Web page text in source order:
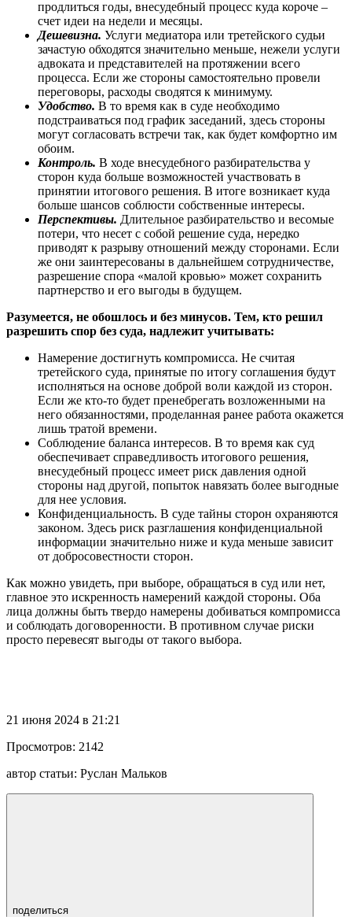
продлиться годы, внесудебный процесс куда короче –
счет идеи на недели и месяцы.
Дешевизна. Услуги медиатора или третейского судьи
зачастую обходятся значительно меньше, нежели услуги
адвоката и представителей на протяжении всего
процесса. Если же стороны самостоятельно провели
переговоры, расходы сводятся к минимуму.
Удобство. В то время как в суде необходимо
подстраиваться под график заседаний, здесь стороны
могут согласовать встречи так, как будет комфортно им
обоим.
Контроль. В ходе внесудебного разбирательства у
сторон куда больше возможностей участвовать в
принятии итогового решения. В итоге возникает куда
больше шансов соблюсти собственные интересы.
Перспективы. Длительное разбирательство и весомые
потери, что несет с собой решение суда, нередко
приводят к разрыву отношений между сторонами. Если
же они заинтересованы в дальнейшем сотрудничестве,
разрешение спора «малой кровью» может сохранить
партнерство и его выгоды в будущем.
Разумеется, не обошлось и без минусов. Тем, кто решил
разрешить спор без суда, надлежит учитывать:
Намерение достигнуть компромисса. Не считая
третейского суда, принятые по итогу соглашения будут
исполняться на основе доброй воли каждой из сторон.
Если же кто-то будет пренебрегать возложенными на
него обязанностями, проделанная ранее работа окажется
лишь тратой времени.
Соблюдение баланса интересов. В то время как суд
обеспечивает справедливость итогового решения,
внесудебный процесс имеет риск давления одной
стороны над другой, попыток навязать более выгодные
для нее условия.
Конфиденциальность. В суде тайны сторон охраняются
законом. Здесь риск разглашения конфиденциальной
информации значительно ниже и куда меньше зависит
от добросовестности сторон.
Как можно увидеть, при выборе, обращаться в суд или нет,
главное это искренность намерений каждой стороны. Оба
лица должны быть твердо намерены добиваться компромисса
и соблюдать договоренности. В противном случае риски
просто перевесят выгоды от такого выбора.
21 июня 2024 в 21:21
Просмотров: 2142
автор статьи: Руслан Мальков
поделиться